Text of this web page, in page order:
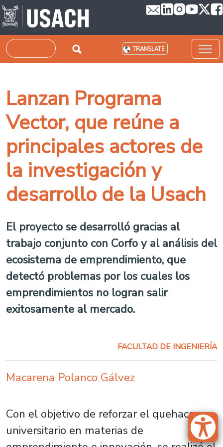
Skip to main content
Search TRANSLATE
Lanzan Programa
Vector, que reúne a
principales actores de
la investigación y
desarrollo de la Usach
El proyecto se desarrolló gracias al
trabajo conjunto con Corfo y al análisis del
ecosistema de emprendimiento, que
detectó problemas por los cuales los
emprendimientos no logran salir
exitosamente al mercado.
FACULTAD DE INGENIERÍA
Macarena Polanco Gálvez
Con el objetivo de reforzar el quehacer
universitario en materias de